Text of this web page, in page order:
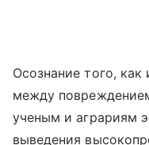
Осознание того, как
между
ученым и аграриям
выведения